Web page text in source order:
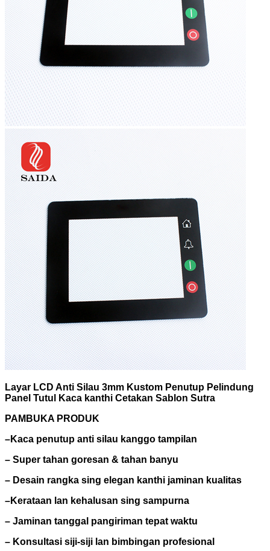
Layar LCD Anti Silau 3mm Kustom Penutup Pelindung
Panel Tutul Kaca kanthi Cetakan Sablon Sutra
PAMBUKA PRODUK
–Kaca penutup anti silau kanggo tampilan
– Super tahan goresan & tahan banyu
– Desain rangka sing elegan kanthi jaminan kualitas
–Kerataan lan kehalusan sing sampurna
– Jaminan tanggal pangiriman tepat waktu
– Konsultasi siji-siji lan bimbingan profesional